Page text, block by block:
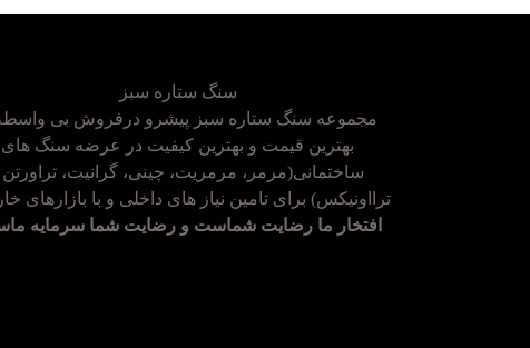
سنگ ستاره سبز
مجموعه سنگ ستاره سبز پیشرو درفروش بی واسطه
بهترین قیمت و بهترین کیفیت در عرضه سنگ های
ساختمانی(مرمر، مرمریت، چینی، گرانیت، تراورتن
ترااونیکس) برای تامین نیاز های داخلی و با بازارهای
افتخار ما رضایت شماست و رضایت شما سرمایه